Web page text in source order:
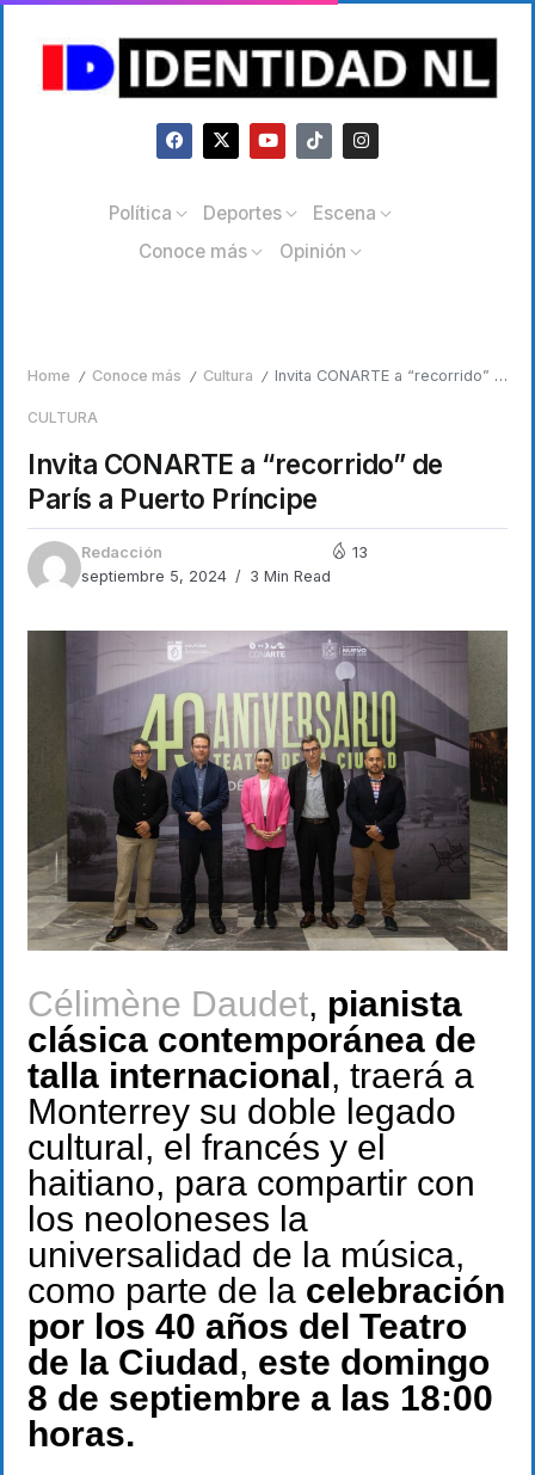
Política Deportes
Escena
Conoce más
Opinión
Home / Conoce más / Cultura / Invita CONARTE a “recorrido” de París a Puerto Príncipe
CULTURA
Invita CONARTE a “recorrido” de
París a Puerto Príncipe
Redacción
septiembre 5, 2024
3 Min Read
13
Célimène Daudet, pianista
clásica contemporánea de
talla internacional, traerá a
Monterrey su doble legado
cultural, el francés y el
haitiano, para compartir con
los neoloneses la
universalidad de la música,
como parte de la celebración
por los 40 años del Teatro
de la Ciudad, este domingo
8 de septiembre a las 18:00
horas.